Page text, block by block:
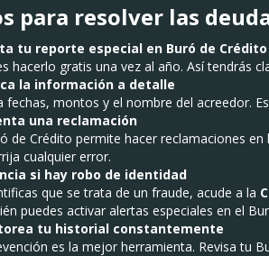
para resolver las
tu reporte especial en Buró de Crédito
hacerlo gratis una vez al año. Así tendrás
la información a detalle
fechas, montos y el nombre del acreedor.
una reclamación
de Crédito permite hacer reclamaciones
cualquier error.
si hay robo de identidad
que se trata de un fraude, acude a la
puedes activar alertas especiales en el
tu historial constantemente
es la mejor herramienta. Revisa tu